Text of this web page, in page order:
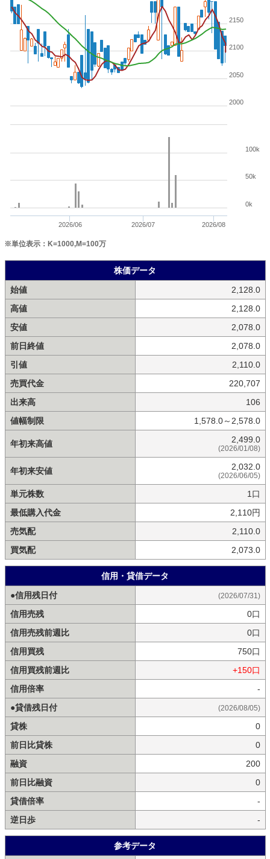
2026/06 2026/07 2026/08
2000
2050
2100
2150
0k
50k
100k
※単位表示：K=1000,M=100万
株価データ
始値
2,128.0
高値
2,128.0
安値
2,078.0
前日終値
2,078.0
引値
2,110.0
売買代金
220,707
出来高
106
値幅制限
1,578.0～2,578.0
年初来高値 2,499.0
(2026/01/08)
年初来安値 2,032.0
(2026/06/05)
単元株数
1口
最低購入代金
2,110円
売気配
2,110.0
買気配
2,073.0
信用・貸借データ
●信用残日付
(2026/07/31)
信用売残
0口
信用売残前週比
0口
信用買残
750口
信用買残前週比
+150口
信用倍率
-
●貸借残日付
(2026/08/05)
貸株
0
前日比貸株
0
融資
200
前日比融資
0
貸借倍率
-
逆日歩
-
参考データ